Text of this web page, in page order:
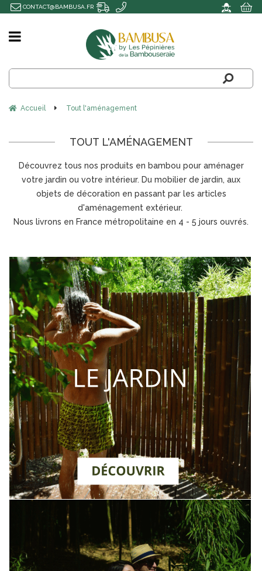
Accueil Tout l'aménagement
TOUT L'AMÉNAGEMENT
Découvrez tous nos produits en bambou pour aménager
votre jardin ou votre intérieur. Du mobilier de jardin, aux
objets de décoration en passant par les articles
d'aménagement extérieur.
Nous livrons en France métropolitaine en 4 - 5 jours ouvrés.
CONTACT@BAMBUSA.FR